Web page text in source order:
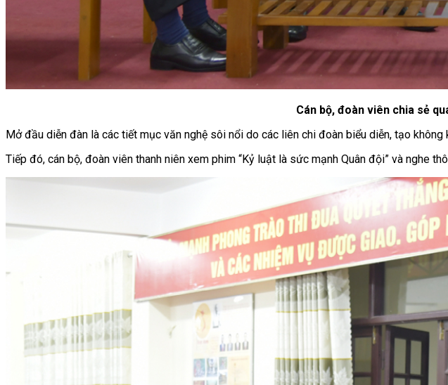
Cán bộ, đoàn viên chia sẻ
Mở đầu diễn đàn là các tiết mục văn nghệ sôi nổi do các liên chi đoàn biểu diễn, tạo không
Tiếp đó, cán bộ, đoàn viên thanh niên xem phim “Kỷ luật là sức mạnh Quân đội” và nghe